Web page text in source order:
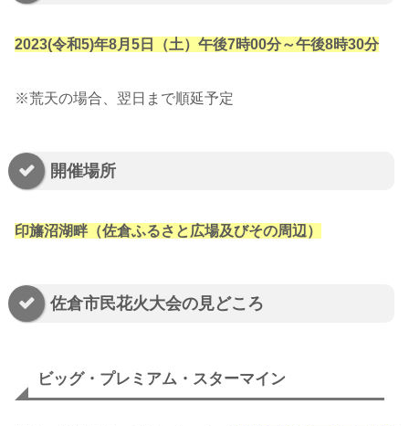
2023(令和5)年8月5日（土）午後7時00分～午後8時30分
※荒天の場合、翌日まで順延予定
開催場所
印旛沼湖畔（佐倉ふるさと広場及びその周辺）
佐倉市民花火大会の見どころ
ビッグ・プレミアム・スターマイン